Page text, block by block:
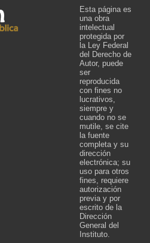
Esta página es
una obra
intelectual
protegida por
la Ley Federal
del Derecho de
Autor, puede
ser
reproducida
con fines no
lucrativos,
siempre y
cuando no se
mutile, se cite
la fuente
completa y su
dirección
electrónica; su
uso para otros
fines, requiere
autorización
previa y por
escrito de la
Dirección
General del
Instituto.